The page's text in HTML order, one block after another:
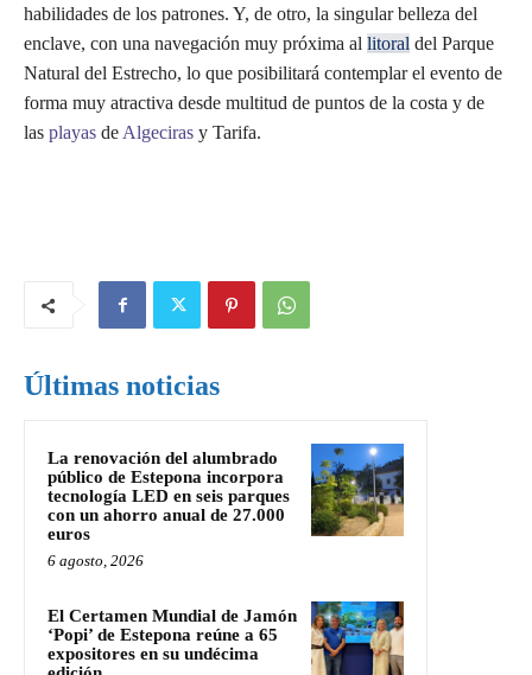
habilidades de los patrones. Y, de otro, la singular belleza del
enclave, con una navegación muy próxima al litoral del Parque
Natural del Estrecho, lo que posibilitará contemplar el evento de
forma muy atractiva desde multitud de puntos de la costa y de
las playas deAlgeciras y Tarifa.
Últimas noticias
La renovación del alumbrado
público de Estepona incorpora
tecnología LED en seis parques
con un ahorro anual de 27.000
euros
6 agosto, 2026
El Certamen Mundial de Jamón
‘Popi’ de Estepona reúne a 65
expositores en su undécima